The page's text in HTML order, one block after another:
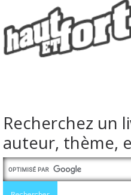
Recherchez un
auteur, thème,